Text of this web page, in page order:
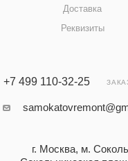
Доставка
Реквизиты
+7 499 110-32-25
г. Москва, м.